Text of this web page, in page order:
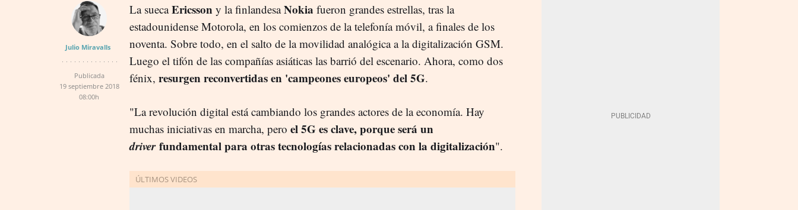
Julio Miravalls
Publicada
19 septiembre 2018
08:00h
La suecaEricsson y la finlandesaNokia fueron grandes estrellas, tras la
estadounidense Motorola, en los comienzos de la telefonía móvil, a finales de los
noventa. Sobre todo, en el salto de la movilidad analógica a la digitalización GSM.
Luego el tifón de las compañías asiáticas las barrió del escenario. Ahora, como dos
fénix, resurgen reconvertidas en 'campeones europeos' del 5G.
"La revolución digital está cambiando los grandes actores de la economía. Hay
muchas iniciativas en marcha, pero el 5G es clave, porque será un
driverfundamental para otras tecnologías relacionadas con la digitalización".